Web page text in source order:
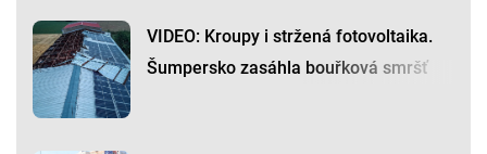
VIDEO: Kroupy i stržená fotovoltaika.
Šumpersko zasáhla bouřková smršť